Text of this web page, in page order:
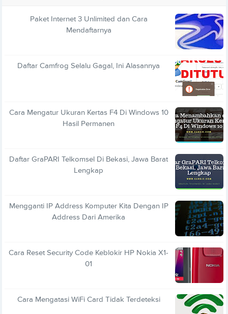
Paket Internet 3 Unlimited dan Cara
Mendaftarnya
Daftar Camfrog Selalu Gagal, Ini Alasannya
Cara Mengatur Ukuran Kertas F4 Di Windows 10
Hasil Permanen
Daftar GraPARI Telkomsel Di Bekasi, Jawa Barat
Lengkap
Mengganti IP Address Komputer Kita Dengan IP
Address Dari Amerika
Cara Reset Security Code Keblokir HP Nokia X1-
01
Cara Mengatasi WiFi Card Tidak Terdeteksi